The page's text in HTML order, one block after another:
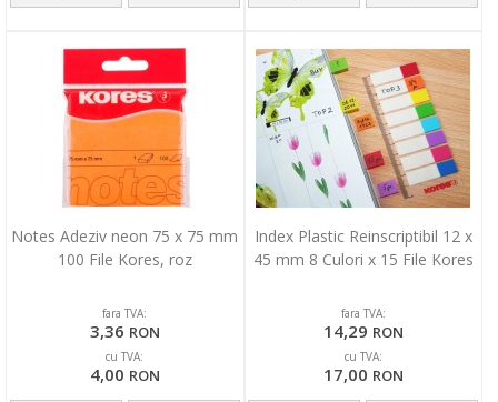
Notes Adeziv neon 75 x 75 mm
100 File Kores, roz
fara TVA:
3,36 RON
cu TVA:
4,00 RON
Index Plastic Reinscriptibil 12 x
45 mm 8 Culori x 15 File Kores
fara TVA:
14,29 RON
cu TVA:
17,00 RON